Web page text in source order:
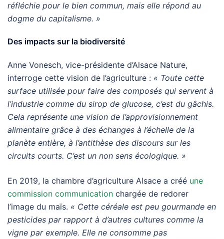
réfléchie pour le bien commun, mais elle répond au
dogme du capitalisme. »
Des impacts sur la biodiversité
Anne Vonesch, vice-présidente d’Alsace Nature,
interroge cette vision de l’agriculture : « Toute cette
surface utilisée pour faire des composés qui servent à
l’industrie comme du sirop de glucose, c’est du gâchis.
Cela représente une vision de l’approvisionnement
alimentaire grâce à des échanges à l’échelle de la
planète entière, à l’antithèse des discours sur les
circuits courts. C’est un non sens écologique. »
En 2019, la chambre d’agriculture Alsace a créé une
commission communication chargée de redorer
l’image du maïs. « Cette céréale est peu gourmande en
pesticides par rapport à d’autres cultures comme la
vigne par exemple. Elle ne consomme pas